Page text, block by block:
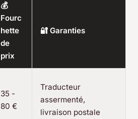
💰
Fourc
hette
de
prix
🔐 Garanties
35 -
80 €
Traducteur
assermenté,
livraison postale